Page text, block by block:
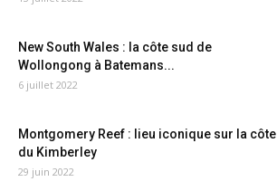
New South Wales : la côte sud de
Wollongong à Batemans...
6 juillet 2022
Montgomery Reef : lieu iconique sur la côte
du Kimberley
29 juin 2022